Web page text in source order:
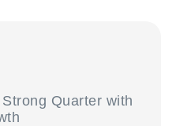
Quarter with